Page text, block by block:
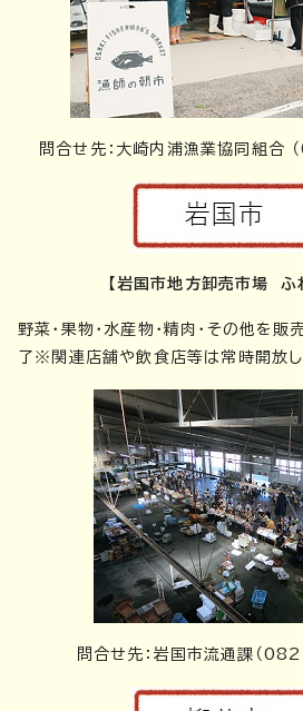
問合せ先：大崎内浦漁業協同組
【岩国市地方卸売市場 ふ
野菜・果物・水産物・精肉・その他を
了※関連店舗や飲食店等は常時開放し
問合せ先：岩国市流通課（